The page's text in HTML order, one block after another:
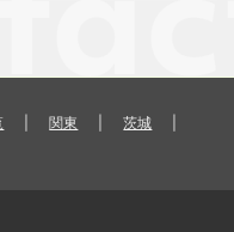
関東 茨城